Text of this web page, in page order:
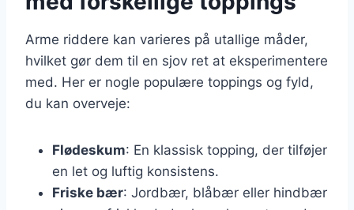
Arme riddere kan varieres på utallige måder,
hvilket gør dem til en sjov ret at eksperimentere
med. Her er nogle populære toppings og fyld,
du kan overveje:
Flødeskum: En klassisk topping, der tilføjer
en let og luftig konsistens.
Friske bær: Jordbær, blåbær eller hindbær